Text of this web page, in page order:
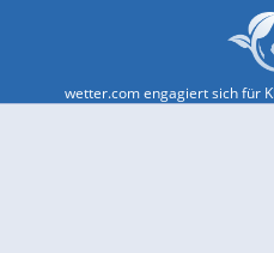
wetter.com engagiert sich für